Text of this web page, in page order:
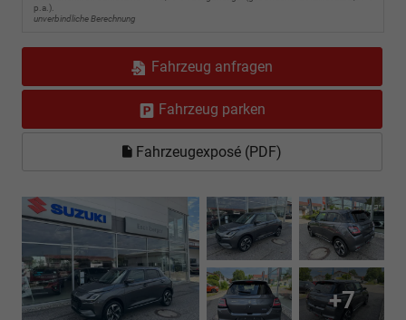
p.a.).
unverbindliche Berechnung
Fahrzeug anfragen
Fahrzeug parken
Fahrzeugexposé (PDF)
+7